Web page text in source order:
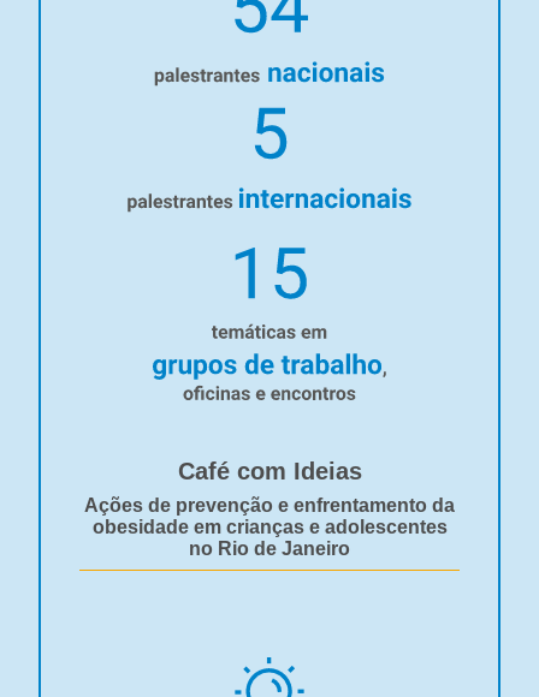
Café com Ideias
Ações de prevenção e enfrentamento da
obesidade em crianças e adolescentes
no Rio de Janeiro